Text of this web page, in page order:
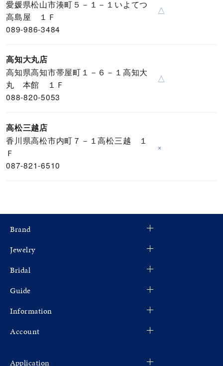
愛媛県松山市湊町５－１－１いよてつ
高島屋 １Ｆ
089-986-3484
△
高知大丸店
高知県高知市帯屋町１－６－１高知大
丸 本館 １Ｆ
088-820-5053
△
高松三越店
香川県高松市内町７－１高松三越 １
Ｆ
087-821-6510
×
Brand
Jewelry
Bridal
Guide
Information
Account
Application